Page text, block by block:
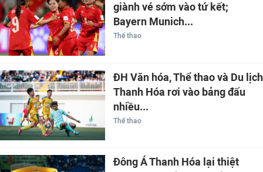
giành vé sớm vào tứ kết;
Bayern Munich...
Thể thao
ĐH Văn hóa, Thể thao và Du lịch
Thanh Hóa rơi vào bảng đấu
nhiều...
Thể thao
Đông Á Thanh Hóa lại thiệt